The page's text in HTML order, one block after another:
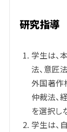
研究指導
学生は、
法、意匠
外国著作
仲裁法、
を選択し
学生は、